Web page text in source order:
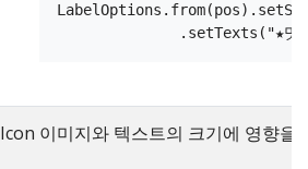
.setTexts("★맛
Icon 이미지와 텍스트의 크기에 영향을